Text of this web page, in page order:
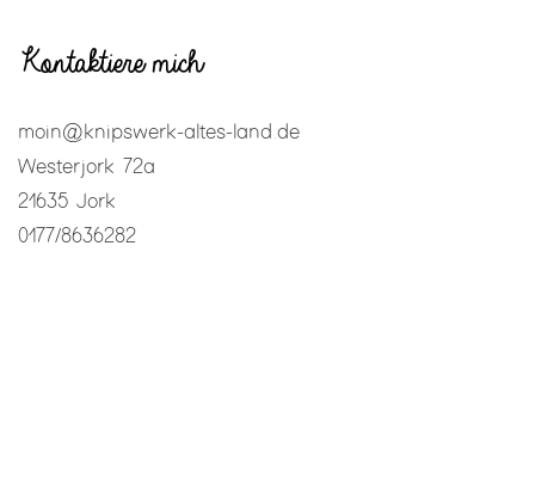
Kontaktiere mich
moin@knipswerk-altes-land.de
Westerjork 72a
21635 Jork
0177/8636282